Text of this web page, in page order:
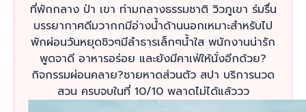
ที่พักกลาง ป่า เขา ท่ามกลางธรรมชาติ วิวภูเขา ร่มรื่น
บรรยากาศดีมวากกมีอ่างน้ำด้านนอกเหมาะสำหรับไป
พักผ่อนวันหยุดชิวๆมีลำธารเล็กๆน้ำใส พนักงานน่ารัก
พูดจาดี อาหารอร่อย และยังมีคาเฟ่ให้นั่งอีกด้วย?
กิจกรรมผ่อนคลาย?ชายหาดส่วนตัว สปา บริการนวด
สวน ครบจบในที่ 10/10 พลาดไม่ได้แล้ววว